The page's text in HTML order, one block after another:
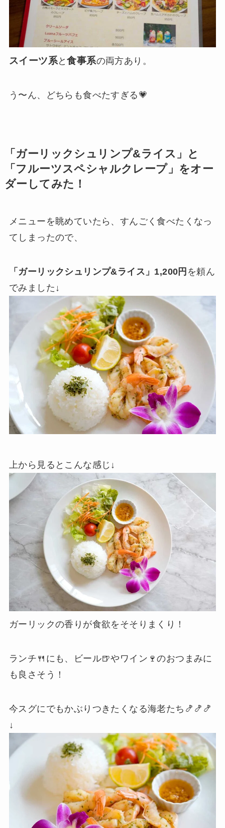
スイーツ系と食事系の両方あり。
う〜ん、どちらも食べたすぎる💗
「ガーリックシュリンプ&ライス」と
「フルーツスペシャルクレープ」をオー
ダーしてみた！
メニューを眺めていたら、すんごく食べたくなっ
てしまったので、
「ガーリックシュリンプ&ライス」1,200円 を頼ん
でみました↓
上から見るとこんな感じ↓
ガーリックの香りが食欲をそそりまくり！
ランチ🍴にも、ビール🍺やワイン🍷のおつまみに
も良さそう！
今スグにでもかぶりつきたくなる海老たち🍤🍤🍤
↓